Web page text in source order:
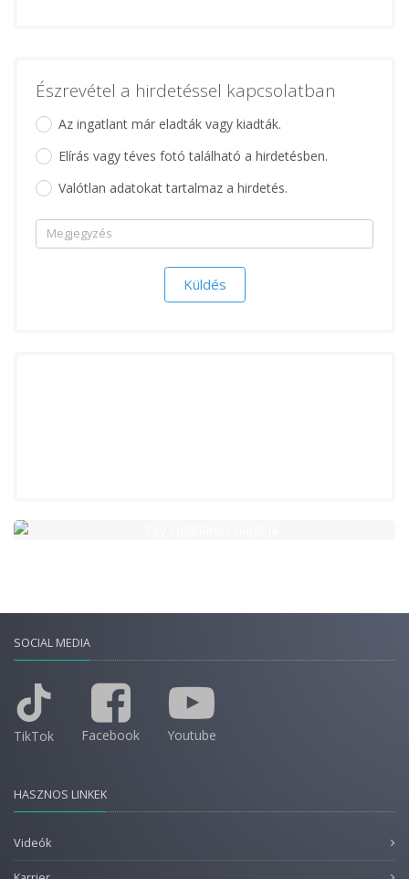
Észrevétel a hirdetéssel kapcsolatban
Az ingatlant már eladták vagy kiadták.
Elírás vagy téves fotó található a hirdetésben.
Valótlan adatokat tartalmaz a hirdetés.
SOCIAL MEDIA
TikTok Facebook Youtube
HASZNOS LINKEK
Videók